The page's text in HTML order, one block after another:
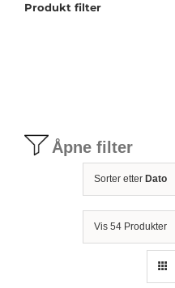
Instrumenter og tilbehør
Bager/ etuier
Åpne filter
Sorter etter Dato
Vis 54 Produkter
Produkt filter